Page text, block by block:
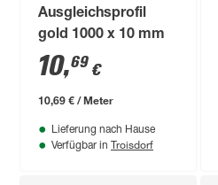
Ausgleichsprofil
gold 1000 x 10 mm
10,69 €
10,69 € / Meter
Lieferung nach Hause
Verfügbar in Troisdorf